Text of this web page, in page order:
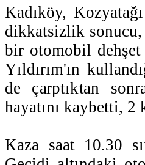
Kadıköy,
dikkatsizlik sonucu,
bir otomobil dehşet
Yıldırım'ın
de çarptıktan
hayatını kaybetti, 2
Kaza saat 10.30